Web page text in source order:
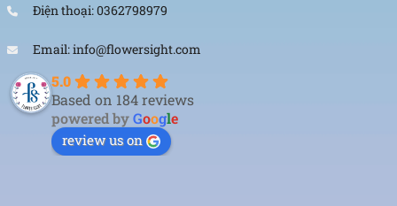
Điện thoại: 0362798979
Email: info@flowersight.com
5.0
Based on 184 reviews
powered byGoogle
review us on